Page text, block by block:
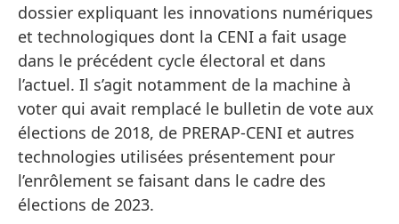
dossier expliquant les innovations numériques
et technologiques dont la CENI a fait usage
dans le précédent cycle électoral et dans
l’actuel. Il s’agit notamment de la machine à
voter qui avait remplacé le bulletin de vote aux
élections de 2018, de PRERAP-CENI et autres
technologies utilisées présentement pour
l’enrôlement se faisant dans le cadre des
élections de 2023.